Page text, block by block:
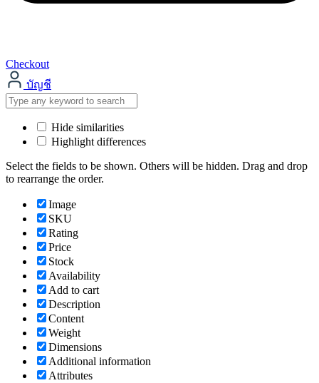
Checkout
บัญชี
Hide similarities
Highlight differences
Select the fields to be shown. Others will be hidden. Drag and drop
to rearrange the order.
Image
SKU
Rating
Price
Stock
Availability
Add to cart
Description
Content
Weight
Dimensions
Additional information
Attributes